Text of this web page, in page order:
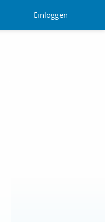
Einloggen